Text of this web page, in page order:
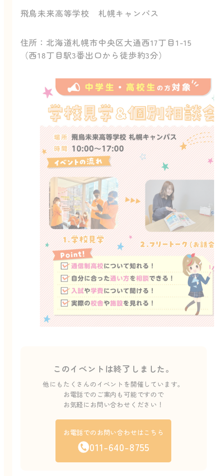
飛鳥未来高等学校 札幌キャンパス
住所：北海道札幌市中央区大通西17丁目1-15
（西18丁目駅3番出口から徒歩約3分）
このイベントは終了しました。
他にもたくさんのイベントを開催しています。
お電話でのご案内も可能ですので
お気軽にお問い合わせください！
お電話でのお問い合わせはこちら
011-640-8755